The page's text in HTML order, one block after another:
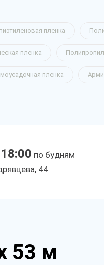
пленка
пленка
пленка
по будням
44
53 м